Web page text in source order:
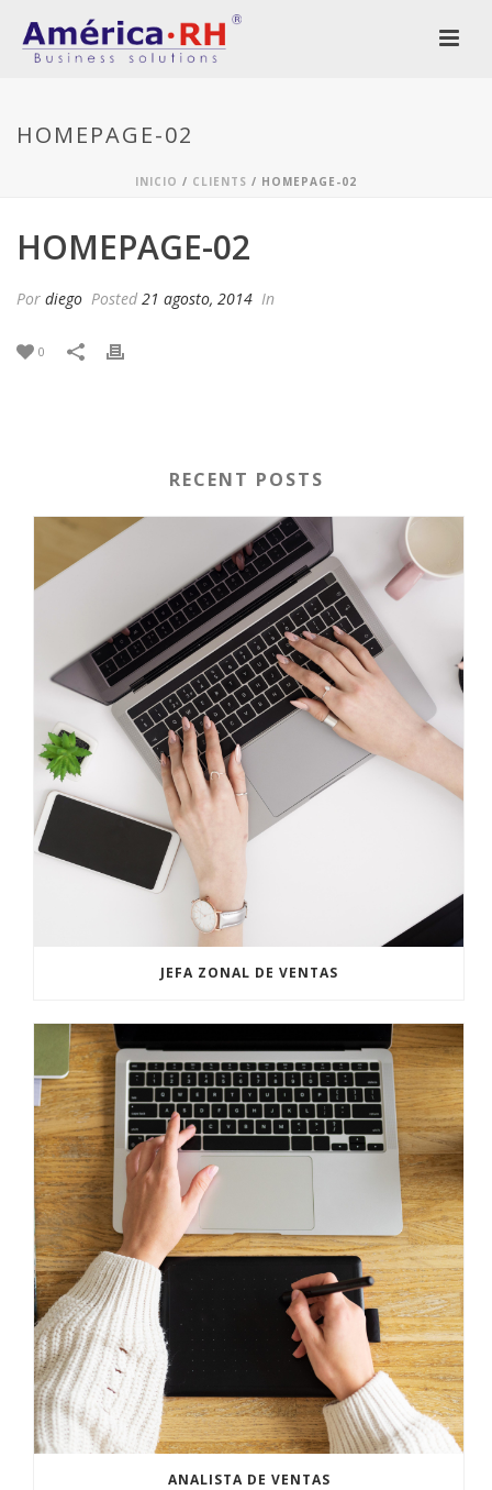
HOMEPAGE-02
INICIO / CLIENTS / HOMEPAGE-02
HOMEPAGE-02
Por diego Posted 21 agosto, 2014 In
0
RECENT POSTS
JEFA ZONAL DE VENTAS
ANALISTA DE VENTAS